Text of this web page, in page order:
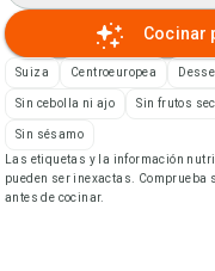
Cocinar
Suiza Centroeuropea
Sin cebolla ni ajo Sin frutos
Sin sésamo
Las etiquetas y la información
pueden ser inexactas.
antes de cocinar.